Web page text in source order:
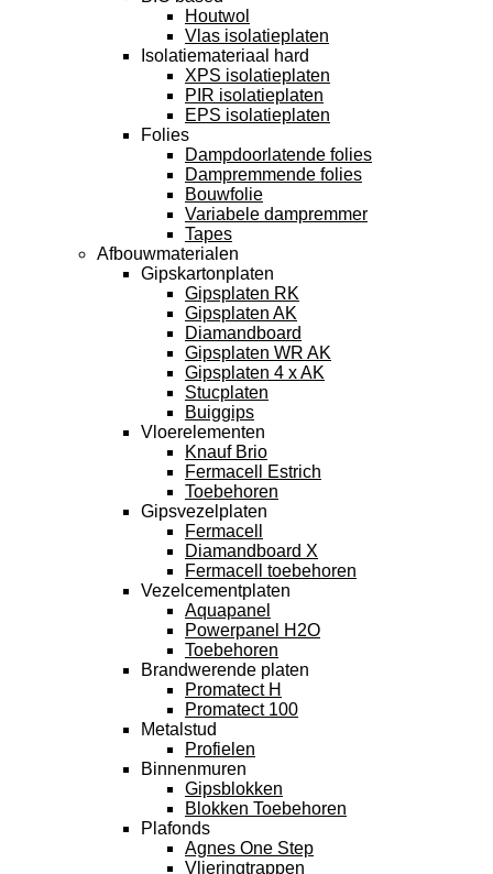
Houtwol
Vlas isolatieplaten
Isolatiemateriaal hard
XPS isolatieplaten
PIR isolatieplaten
EPS isolatieplaten
Folies
Dampdoorlatende folies
Dampremmende folies
Bouwfolie
Variabele dampremmer
Tapes
Afbouwmaterialen
Gipskartonplaten
Gipsplaten RK
Gipsplaten AK
Diamandboard
Gipsplaten WR AK
Gipsplaten 4 x AK
Stucplaten
Buiggips
Vloerelementen
Knauf Brio
Fermacell Estrich
Toebehoren
Gipsvezelplaten
Fermacell
Diamandboard X
Fermacell toebehoren
Vezelcementplaten
Aquapanel
Powerpanel H2O
Toebehoren
Brandwerende platen
Promatect H
Promatect 100
Metalstud
Profielen
Binnenmuren
Gipsblokken
Blokken Toebehoren
Plafonds
Agnes One Step
Vlieringtrappen